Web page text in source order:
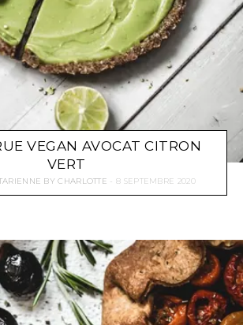
VEGAN AVOCAT CITRON
VERT
BYCHARLOTTE 8 SEPTEMBRE 2020